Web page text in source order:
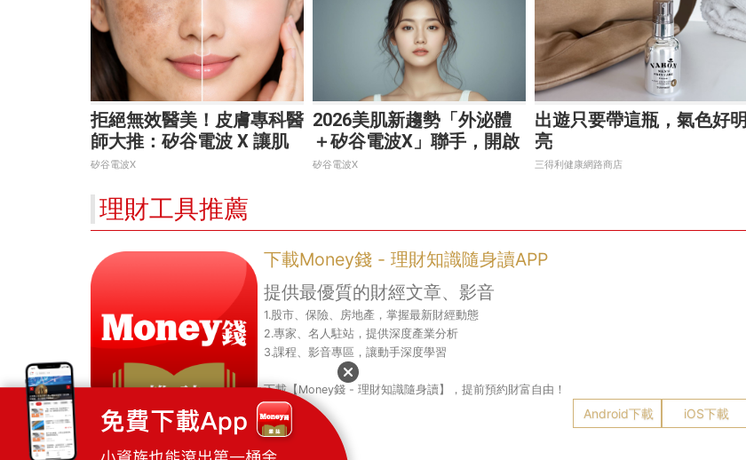
拒絕無效醫美！皮膚專科醫
師大推：矽谷電波 X 讓肌
膚由內而外更強韌
矽谷電波X
2026美肌新趨勢「外泌體
＋矽谷電波X」聯手，開啟
高階養膚新世代
矽谷電波X
出遊只要帶這瓶，氣色好明
亮
三得利健康網路商店
理財工具推薦
下載Money錢 - 理財知識隨身讀APP
提供最優質的財經文章、影音
1.股市、保險、房地產，掌握最新財經動態
2.專家、名人駐站，提供深度產業分析
3.課程、影音專區，讓動手深度學習
下載【Money錢 - 理財知識隨身讀】，提前預約財富自由！
Android下載 iOS下載